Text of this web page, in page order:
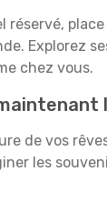
Explorez
chez vous.
de vos
les